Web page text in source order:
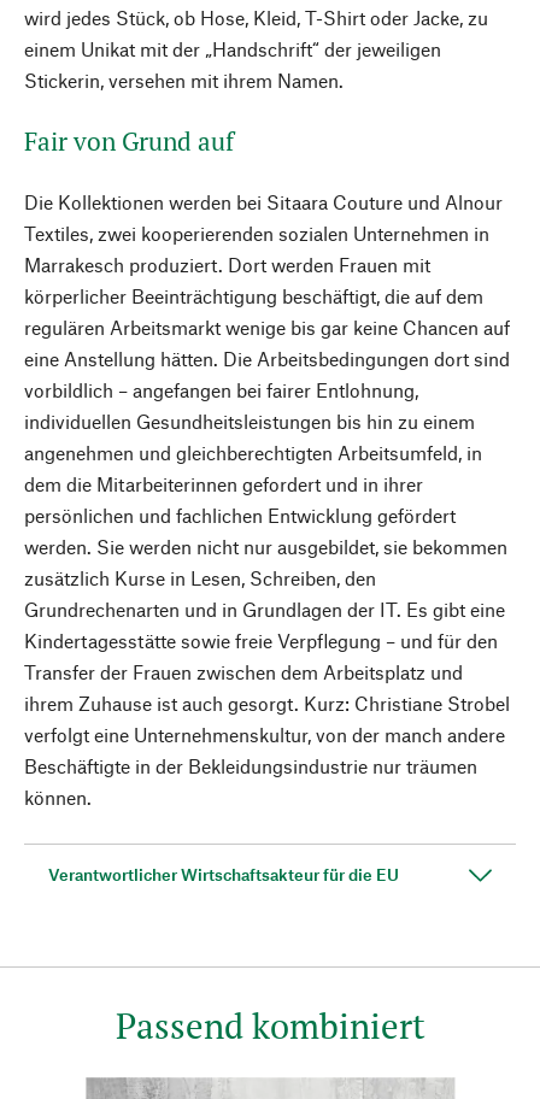
wird jedes Stück, ob Hose, Kleid, T-Shirt oder Jacke, zu
einem Unikat mit der „Handschrift“ der jeweiligen
Stickerin, versehen mit ihrem Namen.
Fair von Grund auf
Die Kollektionen werden bei Sitaara Couture und Alnour
Textiles, zwei kooperierenden sozialen Unternehmen in
Marrakesch produziert. Dort werden Frauen mit
körperlicher Beeinträchtigung beschäftigt, die auf dem
regulären Arbeitsmarkt wenige bis gar keine Chancen auf
eine Anstellung hätten. Die Arbeitsbedingungen dort sind
vorbildlich – angefangen bei ­fairer Entlohnung,
individuellen Gesundheitsleistungen bis hin zu einem
angenehmen und gleichberechtigten Arbeitsumfeld, in
dem die Mitarbeiterinnen gefordert und in ihrer
persönlichen und fachlichen Entwicklung gefördert
werden. Sie werden nicht nur ausgebildet, sie bekommen
zusätzlich Kurse in Lesen, Schreiben, den
Grundrechenarten und in Grundlagen der IT. Es gibt eine
Kindertagesstätte sowie freie Verpflegung – und für den
Transfer der Frauen zwischen dem Arbeitsplatz und
ihrem Zuhause ist auch gesorgt. Kurz: Christiane Strobel
verfolgt eine Unternehmenskultur, von der manch andere
Beschäftigte in der Bekleidungsindustrie nur träumen
können.
Verantwortlicher Wirtschaftsakteur für die EU
Passend kombiniert